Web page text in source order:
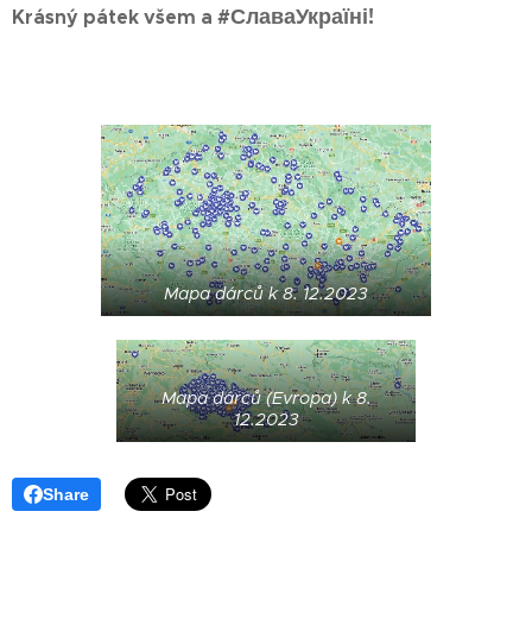
Krásný pátek všem a #СлаваУкраїні! 💙💛
Mapa dárců k 8. 12.2023
Mapa dárců (Evropa) k 8.
12.2023
Share